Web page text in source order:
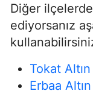
Diğer
ediyorsanız
Tokat
Erbaa